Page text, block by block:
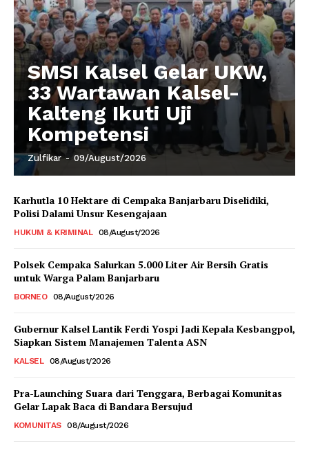
SMSI Kalsel Gelar UKW,
33 Wartawan Kalsel-
Kalteng Ikuti Uji
Kompetensi
Zulfikar - 09/August/2026
Karhutla 10 Hektare di Cempaka Banjarbaru Diselidiki,
Polisi Dalami Unsur Kesengajaan
HUKUM & KRIMINAL 08/August/2026
Polsek Cempaka Salurkan 5.000 Liter Air Bersih Gratis
untuk Warga Palam Banjarbaru
BORNEO 08/August/2026
Gubernur Kalsel Lantik Ferdi Yospi Jadi Kepala Kesbangpol,
Siapkan Sistem Manajemen Talenta ASN
KALSEL 08/August/2026
Pra-Launching Suara dari Tenggara, Berbagai Komunitas
Gelar Lapak Baca di Bandara Bersujud
KOMUNITAS 08/August/2026